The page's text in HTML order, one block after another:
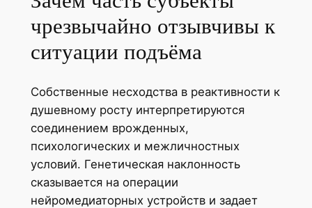
чрезвычайно отзывчивы к
ситуации подъёма
Собственные несходства в реактивности к
душевному росту интерпретируются
соединением врожденных,
психологических и межличностных
условий. Генетическая наклонность
сказывается на операции
нейромедиаторных устройств и задает